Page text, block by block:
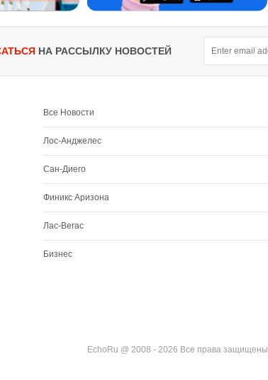
НА РАССЫЛКУ НОВОСТЕЙ
Все Новости
Лос-Анджелес
Сан-Диего
Финикс Аризона
Лас-Вегас
Бизнес
EchoRu @ 2008 - 2026 Все права защищены